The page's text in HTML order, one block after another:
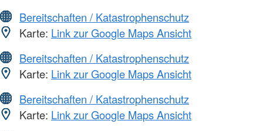
Bereitschaften / Katastrophenschutz
Karte: Link zur Google Maps Ansicht
Bereitschaften / Katastrophenschutz
Karte: Link zur Google Maps Ansicht
Bereitschaften / Katastrophenschutz
Karte: Link zur Google Maps Ansicht